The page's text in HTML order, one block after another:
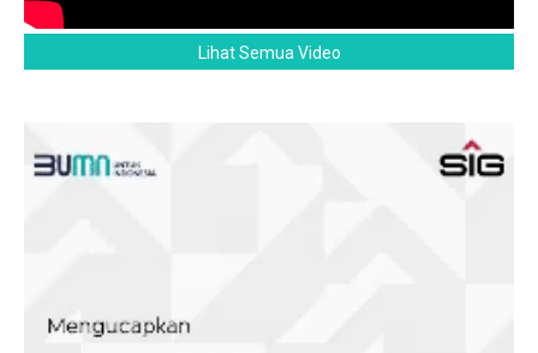
Lihat Semua Video